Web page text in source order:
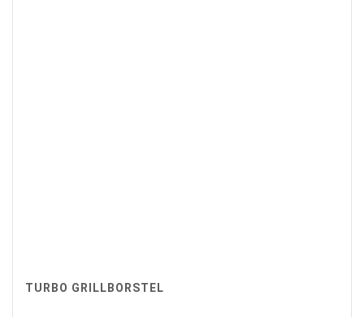
TURBO GRILLBORSTEL